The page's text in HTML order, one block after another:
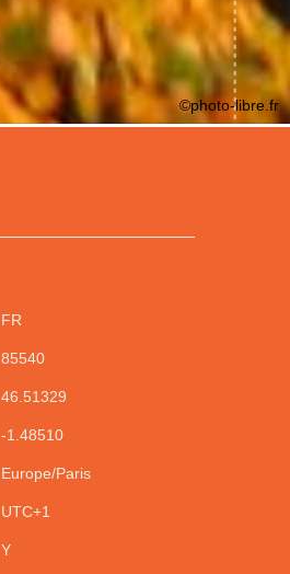
FR
85540
46.51329
-1.48510
Europe/Paris
UTC+1
Y
©photo-libre.fr